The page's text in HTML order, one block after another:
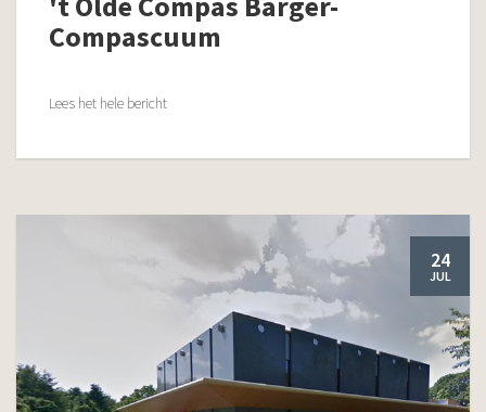
Compascuum
Lees het hele bericht
24
JUL